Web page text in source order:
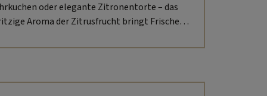
oder elegante Zitronentorte – das
Aroma der Zitrusfrucht bringt Frische